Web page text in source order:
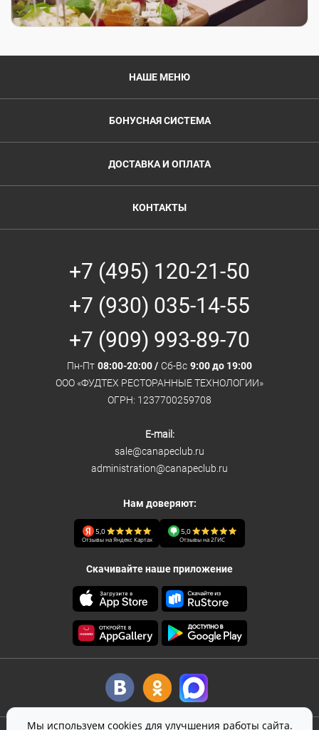
НАШЕ МЕНЮ
БОНУСНАЯ СИСТЕМА
ДОСТАВКА И ОПЛАТА
КОНТАКТЫ
+7 (495) 120-21-50
+7 (930) 035-14-55
+7 (909) 993-89-70
Пн-Пт 08:00-20:00 / Сб-Вс 9:00 до 19:00
ООО «ФУДТЕХ РЕСТОРАННЫЕ ТЕХНОЛОГИИ»
ОГРН: 1237700259708
E-mail:
sale@canapeclub.ru
administration@canapeclub.ru
Нам доверяют:
5,0
Отзывы на Яндекс Картах
5,0
Отзывы на 2ГИС
Скачивайте наше приложение
Мы используем cookies для улучшения работы сайта.